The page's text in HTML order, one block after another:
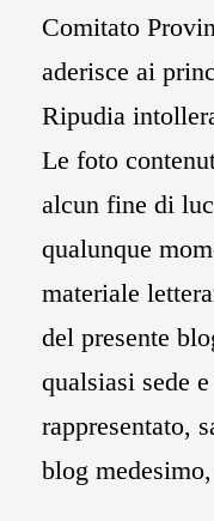
Comitato
aderisce ai
Ripudia
Le foto
alcun fine di
qualunque
materiale
del presente
qualsiasi sede
rappresentato,
blog